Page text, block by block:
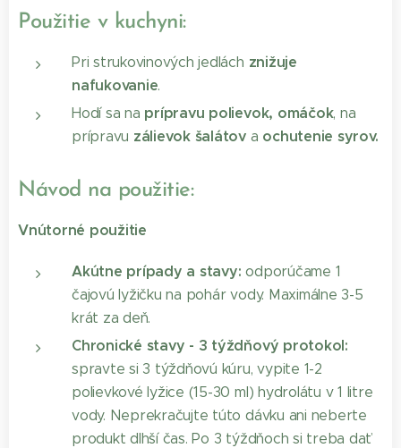
Použitie v kuchyni:
Pri strukovinových jedlách znižuje
nafukovanie.
Hodí sa na prípravu polievok, omáčok, na
prípravu zálievok šalátov a ochutenie syrov.
Návod na použitie:
Vnútorné použitie
Akútne prípady a stavy: odporúčame 1
čajovú lyžičku na pohár vody. Maximálne 3-5
krát za deň.
Chronické stavy - 3 týždňový protokol:
spravte si 3 týždňovú kúru, vypite 1-2
polievkové lyžice (15-30 ml) hydrolátu v 1 litre
vody. Neprekračujte túto dávku ani neberte
produkt dlhší čas. Po 3 týždňoch si treba dať